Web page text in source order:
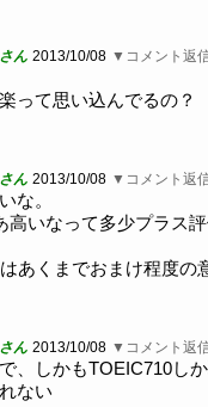
ん 2013/10/08 ▼コメント返
って思い込んでるの？
ん 2013/10/08 ▼コメント返
な。
高いなって多少プラス
あくまでおまけ程度の
ん 2013/10/08 ▼コメント返
、しかもTOEIC710し
ない